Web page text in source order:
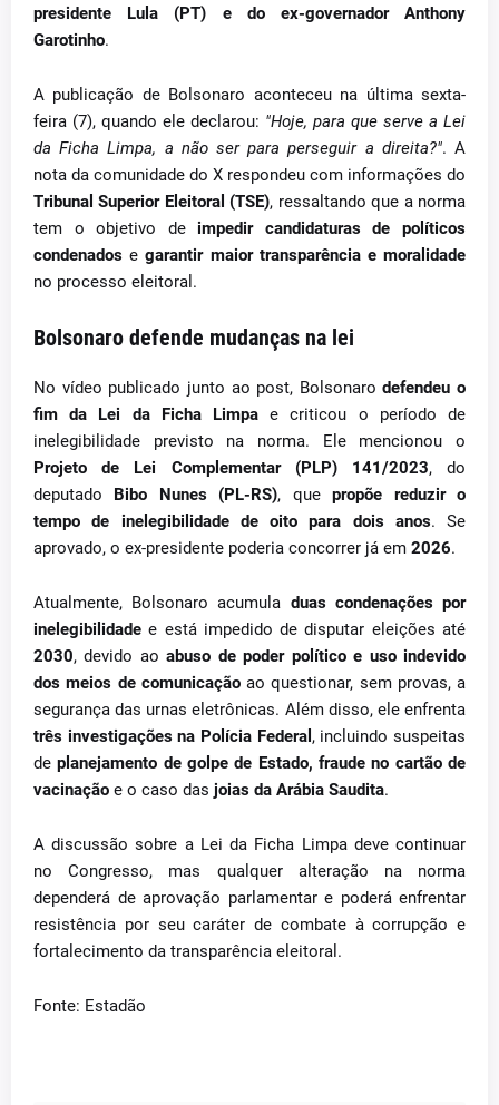
presidente Lula (PT) e do ex-governador Anthony
Garotinho.
A publicação de Bolsonaro aconteceu na última sexta-
feira (7), quando ele declarou: "Hoje, para que serve a Lei
da Ficha Limpa, a não ser para perseguir a direita?". A
nota da comunidade do X respondeu com informações do
Tribunal Superior Eleitoral (TSE), ressaltando que a norma
tem o objetivo de impedir candidaturas de políticos
condenados egarantir maior transparência e moralidade
no processo eleitoral.
Bolsonaro defende mudanças na lei
No vídeo publicado junto ao post, Bolsonarodefendeu o
fim da Lei da Ficha Limpa e criticou o período de
inelegibilidade previsto na norma. Ele mencionou o
Projeto de Lei Complementar (PLP) 141/2023, do
deputado Bibo Nunes (PL-RS), quepropõe reduzir o
tempo de inelegibilidade de oito para dois anos. Se
aprovado, o ex-presidente poderia concorrer já em 2026.
Atualmente, Bolsonaro acumula duas condenações por
inelegibilidade e está impedido de disputar eleições até
2030, devido aoabuso de poder político e uso indevido
dos meios de comunicaçãoao questionar, sem provas, a
segurança das urnas eletrônicas. Além disso, ele enfrenta
três investigações na Polícia Federal , incluindo suspeitas
deplanejamento de golpe de Estado, fraude no cartão de
vacinação e o caso das joias da Arábia Saudita.
A discussão sobre a Lei da Ficha Limpa deve continuar
no Congresso, mas qualquer alteração na norma
dependerá de aprovação parlamentar e poderá enfrentar
resistência por seu caráter de combate à corrupção e
fortalecimento da transparência eleitoral.
Fonte: Estadão